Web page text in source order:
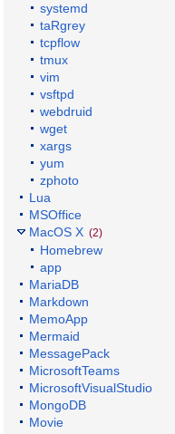
systemd
taRgrey
tcpflow
tmux
vim
vsftpd
webdruid
wget
xargs
yum
zphoto
Lua
MSOffice
MacOS X (2)
Homebrew
app
MariaDB
Markdown
MemoApp
Mermaid
MessagePack
MicrosoftTeams
MicrosoftVisualStudio
MongoDB
Movie